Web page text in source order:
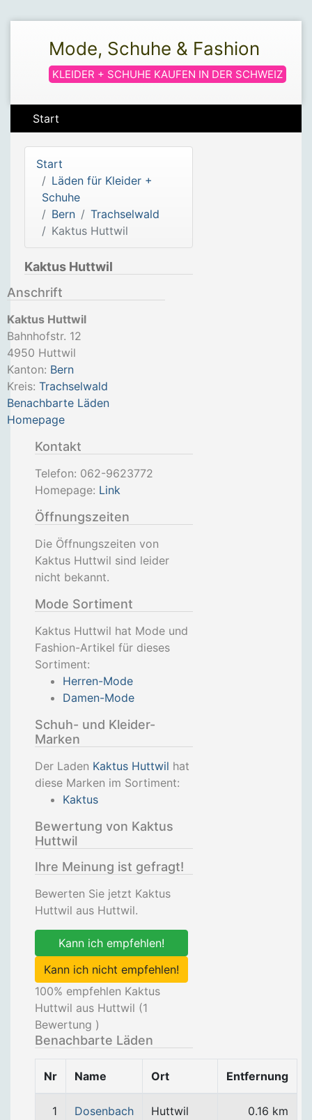
Mode, Schuhe & Fashion
KLEIDER + SCHUHE KAUFEN IN DER SCHWEIZ
Start
Start
Läden für Kleider +
Schuhe
Bern
Trachselwald
Kaktus Huttwil
Kaktus Huttwil
Anschrift
Kaktus Huttwil
Bahnhofstr. 12
4950 Huttwil
Kanton: Bern
Kreis: Trachselwald
Benachbarte Läden
Homepage
Kontakt
Telefon: 062-9623772
Homepage: Link
Öffnungszeiten
Die Öffnungszeiten von
Kaktus Huttwil sind leider
nicht bekannt.
Mode Sortiment
Kaktus Huttwil hat Mode und
Fashion-Artikel für dieses
Sortiment:
Herren-Mode
Damen-Mode
Schuh- und Kleider-
Marken
Der Laden Kaktus Huttwil hat
diese Marken im Sortiment:
Kaktus
Bewertung von Kaktus
Huttwil
Ihre Meinung ist gefragt!
Bewerten Sie jetzt Kaktus
Huttwil aus Huttwil.
Kann ich empfehlen!
Kann ich nicht empfehlen!
100% empfehlen Kaktus
Huttwil aus Huttwil (1
Bewertung )
Benachbarte Läden
Nr Name Ort Entfernung
1
Dosenbach
Huttwil 0.16 km